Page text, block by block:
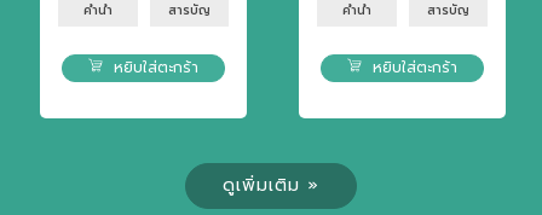
คำนำ สารบัญ
หยิบใส่ตะกร้า
คำนำ สารบัญ
หยิบใส่ตะกร้า
ดูเพิ่มเติม »